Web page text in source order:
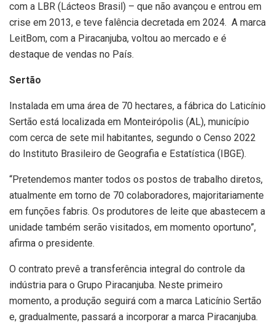
com a LBR (Lácteos Brasil) – que não avançou e entrou em
crise em 2013, e teve falência decretada em 2024. A marca
LeitBom, com a Piracanjuba, voltou ao mercado e é
destaque de vendas no País.
Sertão
Instalada em uma área de 70 hectares, a fábrica do Laticínio
Sertão está localizada em Monteirópolis (AL), município
com cerca de sete mil habitantes, segundo o Censo 2022
do Instituto Brasileiro de Geografia e Estatística (IBGE).
“Pretendemos manter todos os postos de trabalho diretos,
atualmente em torno de 70 colaboradores, majoritariamente
em funções fabris. Os produtores de leite que abastecem a
unidade também serão visitados, em momento oportuno”,
afirma o presidente.
O contrato prevê a transferência integral do controle da
indústria para o Grupo Piracanjuba. Neste primeiro
momento, a produção seguirá com a marca Laticínio Sertão
e, gradualmente, passará a incorporar a marca Piracanjuba.